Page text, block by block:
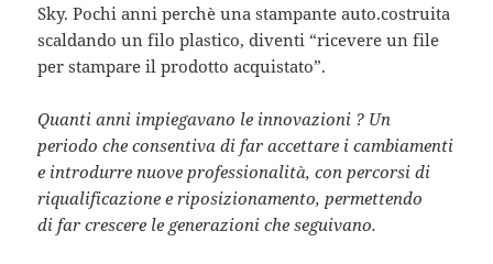
Sky. Pochi anni perchè una stampante auto.costruita
scaldando un filo plastico, diventi “ricevere un file
per stampare il prodotto acquistato”.
Quanti anni impiegavano le innovazioni ? Un
periodo che consentiva di far accettare i cambiamenti
e introdurre nuove professionalità, con percorsi di
riqualificazione e riposizionamento, permettendo
di far crescere le generazioni che seguivano.